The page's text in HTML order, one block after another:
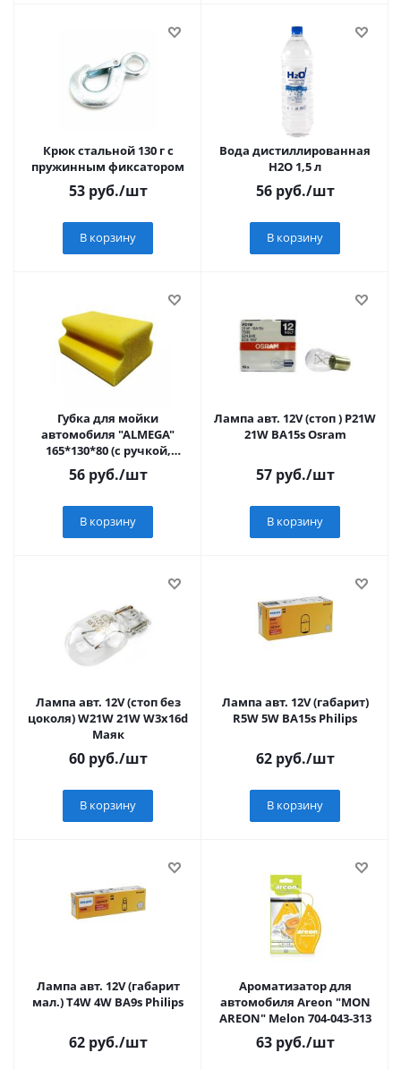
Крюк стальной 130 г с
пружинным фиксатором
53руб./шт
В корзину
Вода дистиллированная
Н2О 1,5 л
56руб./шт
В корзину
Губка для мойки
автомобиля "ALMEGA"
165*130*80 (с ручкой,
ячеистая)
56руб./шт
В корзину
Лампа авт. 12V (стоп ) P21W
21W BA15s Osram
57руб./шт
В корзину
Лампа авт. 12V (стоп без
цоколя) W21W 21W W3x16d
Маяк
60руб./шт
В корзину
Лампа авт. 12V (габарит)
R5W 5W BA15s Philips
62руб./шт
В корзину
Лампа авт. 12V (габарит
мал.) T4W 4W BA9s Philips
62руб./шт
Ароматизатор для
автомобиля Аreon "MON
АREON" Melon 704-043-313
63руб./шт